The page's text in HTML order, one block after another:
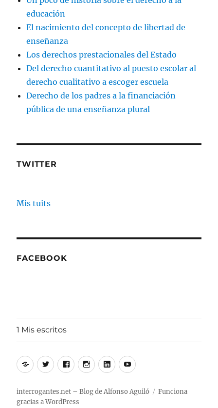
educación
El nacimiento del concepto de libertad de
enseñanza
Los derechos prestacionales del Estado
Del derecho cuantitativo al puesto escolar al
derecho cualitativo a escoger escuela
Derecho de los padres a la financiación
pública de una enseñanza plural
TWITTER
Mis tuits
FACEBOOK
1 Mis escritos
Alfonso
Aguiló
TwitterFacebookInstagram
LinkedinYoutube
interrogantes.net – Blog de Alfonso Aguiló
Funciona
gracias a WordPress